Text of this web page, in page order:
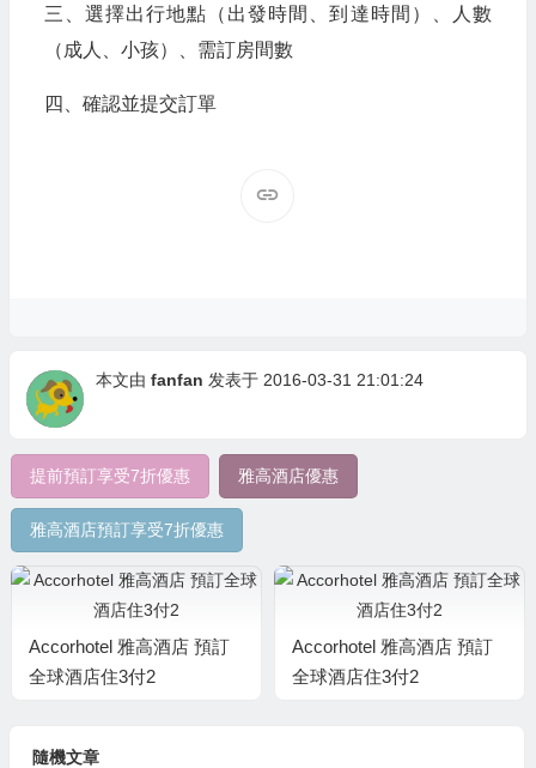
三、選擇出行地點（出發時間、到達時間）、人數
（成人、小孩）、需訂房間數
四、確認並提交訂單
本文由 fanfan 发表于 2016-03-31 21:01:24
提前預訂享受7折優惠 雅高酒店優惠
雅高酒店預訂享受7折優惠
Accorhotel 雅高酒店 預訂
全球酒店住3付2
Accorhotel 雅高酒店 預訂
全球酒店住3付2
隨機文章